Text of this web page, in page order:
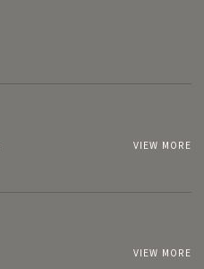
VIEW MORE
VIEW MORE